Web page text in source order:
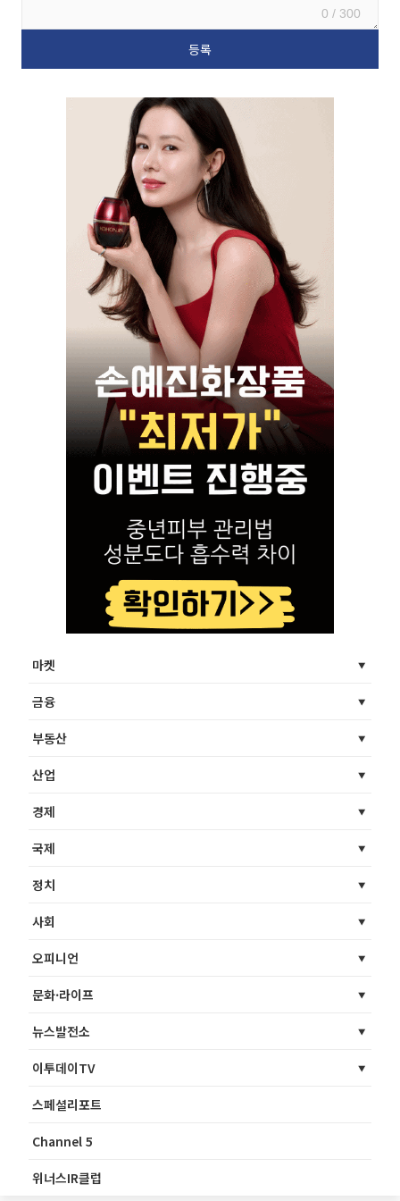
0 / 300
마켓
금융
부동산
산업
경제
국제
정치
사회
오피니언
문화·라이프
뉴스발전소
이투데이TV
스페셜리포트
Channel 5
위너스IR클럽